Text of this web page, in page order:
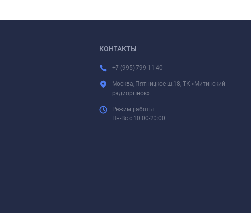
КОНТАКТЫ
+7 (995) 799-11-40
Москва, Пятницкое ш.18, ТК «Митинский
радиорынок»
Режим работы:
Пн-Вс с 10:00-20:00.